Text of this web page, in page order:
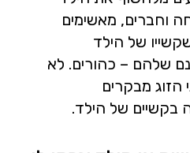
וחברים, מאשימים
של הילד
שלהם – כהורים. לא
מבקרים
בקשיים של הילד.